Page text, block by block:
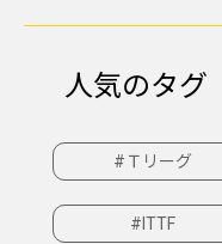
人気のタグ
#Ｔリーグ
#ITTF